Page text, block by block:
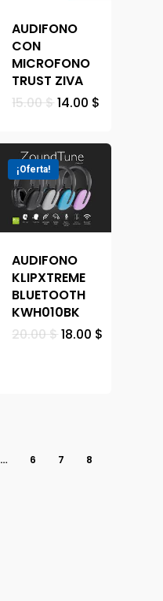
AUDIFONO
CON
MICROFONO
TRUST ZIVA
15.00$14.00 $
¡Oferta!
AUDIFONO
KLIPXTREME
BLUETOOTH
KWH010BK
20.00$18.00 $
… 6 7
8